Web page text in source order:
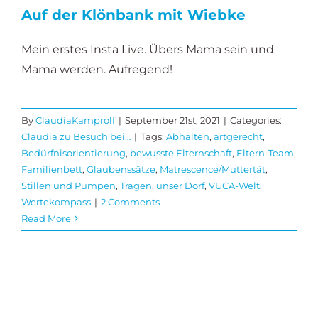
Auf der Klönbank mit Wiebke
Mein erstes Insta Live. Übers Mama sein und
Mama werden. Aufregend!
ByClaudiaKamprolf | September 21st, 2021 | Categories:
Claudia zu Besuch bei… | Tags: Abhalten, artgerecht,
Bedürfnisorientierung, bewusste Elternschaft, Eltern-Team,
Familienbett, Glaubenssätze, Matrescence/Muttertät,
Stillen und Pumpen, Tragen, unser Dorf, VUCA-Welt,
Wertekompass | 2 Comments
Read More